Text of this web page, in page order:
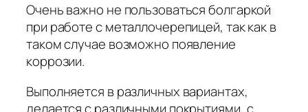
Очень важно не пользоваться болгаркой
при работе с металлочерепицей, так как в
таком случае возможно появление
коррозии.
Выполняется в различных вариантах,